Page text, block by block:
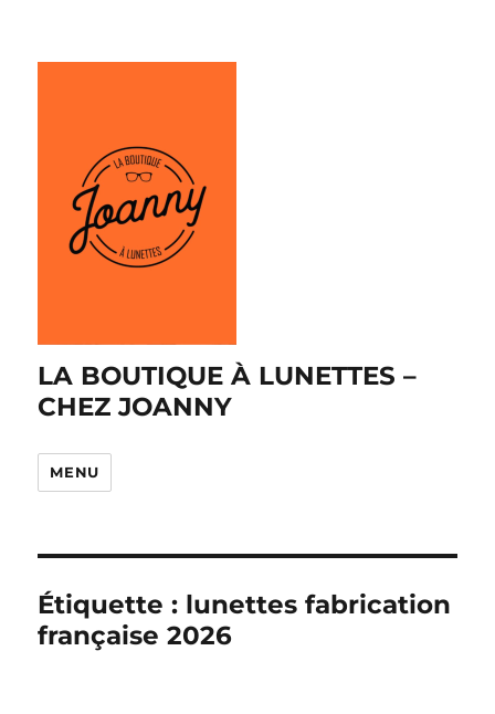
LA BOUTIQUE À LUNETTES –
CHEZ JOANNY
MENU
Étiquette : lunettes fabrication
française 2026